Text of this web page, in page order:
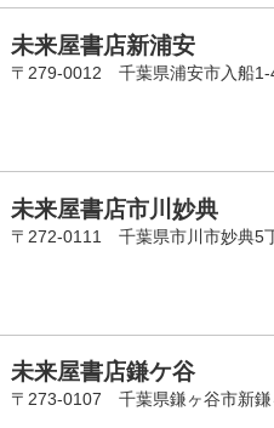
未来屋書店新浦安
〒279-0012 千葉県浦安市入船1-
未来屋書店市川妙典
〒272-0111 千葉県市川市妙典5
未来屋書店鎌ケ谷
〒273-0107 千葉県鎌ヶ谷市新鎌